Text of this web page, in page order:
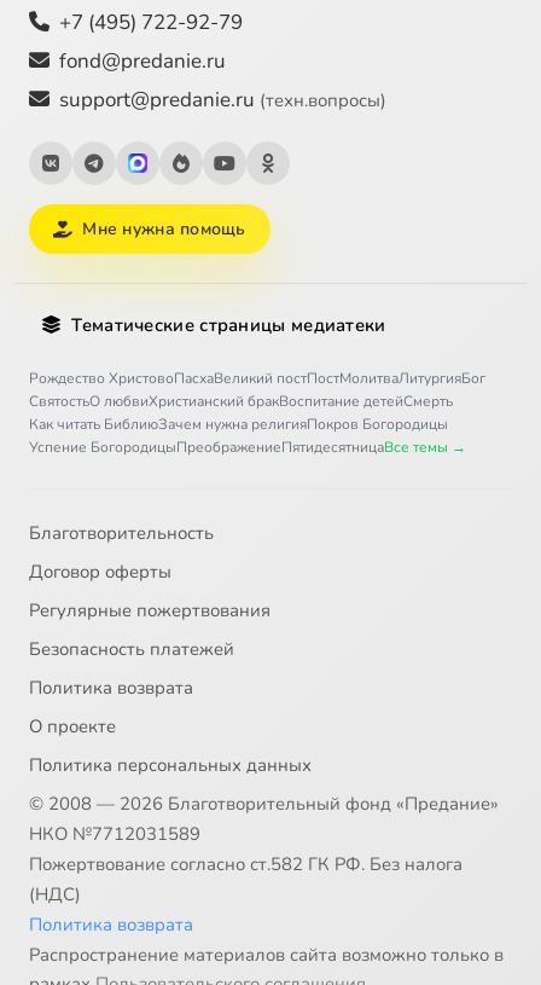
+7 (495) 722-92-79
fond@predanie.ru
support@predanie.ru (техн.вопросы)
Мне нужна помощь
Тематические страницы медиатеки
Рождество ХристовоПасхаВеликий постПостМолитваЛитургияБог
СвятостьО любвиХристианский бракВоспитание детейСмерть
Как читать БиблиюЗачем нужна религияПокров Богородицы
Успение БогородицыПреображениеПятидесятницаВсе темы →
Благотворительность
Договор оферты
Регулярные пожертвования
Безопасность платежей
Политика возврата
О проекте
Политика персональных данных
© 2008 — 2026 Благотворительный фонд «Предание»
НКО №7712031589
Пожертвование согласно ст.582 ГК РФ. Без налога
(НДС)
Политика возврата
Распространение материалов сайта возможно только в